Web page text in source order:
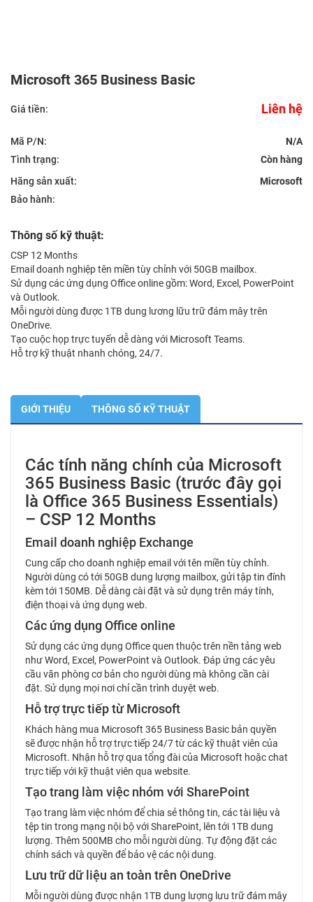
Microsoft 365 Business Basic
Giá tiền: Liên hệ
Mã P/N:
N/A
Tình trạng:
Hãng sản xuất:
Microsoft
Bảo hành:
Thông số kỹ thuật:
CSP 12 Months
Email doanh nghiệp tên miền tùy chỉnh với 50GB mailbox.
Sử dụng các ứng dụng Office online gồm: Word, Excel, PowerPoint
và Outlook.
Mỗi người dùng được 1TB dung lương lữu trữ đám mây trên
OneDrive.
Tạo cuộc họp trực tuyến dễ dàng với Microsoft Teams.
Hỗ trợ kỹ thuật nhanh chóng, 24/7.
GIỚI THIỆU THÔNG SỐ KỸ THUẬT
Các tính năng chính của Microsoft
365 Business Basic (trước đây gọi
là Office 365 Business Essentials)
– CSP 12 Months
Email doanh nghiệp Exchange
Cung cấp cho doanh nghiệp email với tên miền tùy chỉnh.
Người dùng có tới 50GB dung lượng mailbox, gửi tập tin đính
kèm tới 150MB. Dễ dàng cài đặt và sử dụng trên máy tính,
điện thoại và ứng dụng web.
Các ứng dụng Office online
Sử dụng các ứng dụng Office quen thuộc trên nền tảng web
như Word, Excel, PowerPoint và Outlook. Đáp ứng các yêu
cầu văn phòng cơ bản cho người dùng mà không cần cài
đặt. Sử dụng mọi nơi chỉ cần trình duyệt web.
Hỗ trợ trực tiếp từ Microsoft
Khách hàng mua Microsoft 365 Business Basic bản quyền
sẽ được nhận hỗ trợ trực tiếp 24/7 từ các kỹ thuật viên của
Microsoft. Nhận hỗ trợ qua tổng đài của Microsoft hoặc chat
trực tiếp với kỹ thuật viên qua website.
Tạo trang làm việc nhóm với SharePoint
Tạo trang làm việc nhóm để chia sẻ thông tin, các tài liệu và
tệp tin trong mạng nội bộ với SharePoint, lên tới 1TB dung
lượng. Thêm 500MB cho mỗi người dùng. Tự động đặt các
chính sách và quyền để bảo vệ các nội dung.
Lưu trữ dữ liệu an toàn trên OneDrive
Mỗi người dùng được nhận 1TB dung lượng lưu trữ đám mây